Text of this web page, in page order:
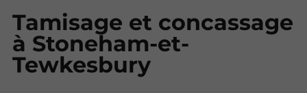
Tamisage et concassage
à Stoneham-et-
Tewkesbury